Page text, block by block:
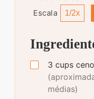
Escala 1/2x
3 cups
médias)